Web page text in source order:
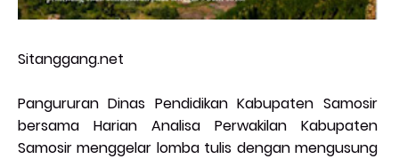
Sitanggang.net
Pangururan Dinas Pendidikan Kabupaten Samosir
bersama Harian Analisa Perwakilan Kabupaten
Samosir menggelar lomba tulis dengan mengusung